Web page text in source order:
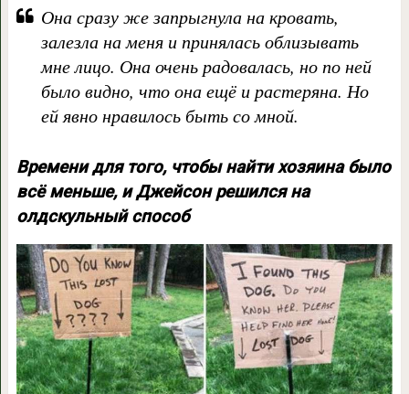
Она сразу же запрыгнула на кровать,
залезла на меня и принялась облизывать
мне лицо. Она очень радовалась, но по ней
было видно, что она ещё и растеряна. Но
ей явно нравилось быть со мной.
Времени для того, чтобы найти хозяина было
всё меньше, и Джейсон решился на
олдскульный способ